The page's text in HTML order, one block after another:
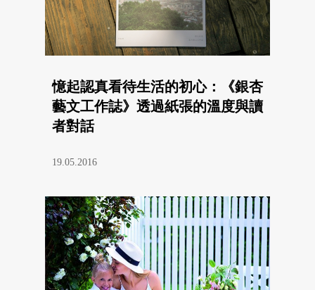
憶起認真看待生活的初心：《銀杏
藝文工作誌》透過紙張的溫度與讀
者對話
19.05.2016